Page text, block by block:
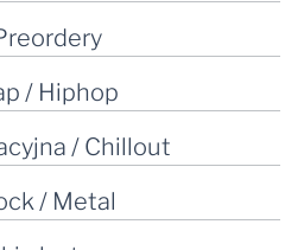
/ Hiphop
/ Chillout
/ Metal